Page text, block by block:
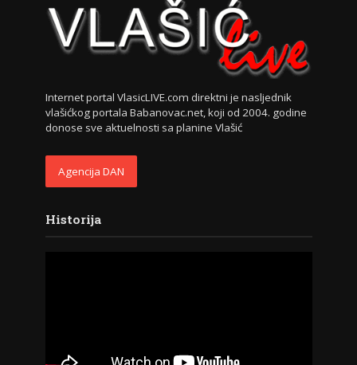
Internet portal VlasicLIVE.com direktni je nasljednik
vlašićkog portala Babanovac.net, koji od 2004. godine
donose sve aktuelnosti sa planine Vlašić
Agencija DAN
Historija